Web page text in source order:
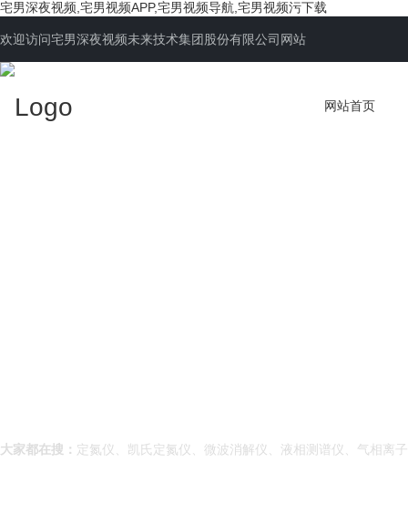
宅男深夜视频,宅男视频APP,宅男视频导航,宅男视频污下载
欢迎访问宅男深夜视频未来技术集团股份有限公司网站
网站首页
大家都在搜： 定氮仪、凯氏定氮仪、微波消解仪、液相测谱仪、气相离